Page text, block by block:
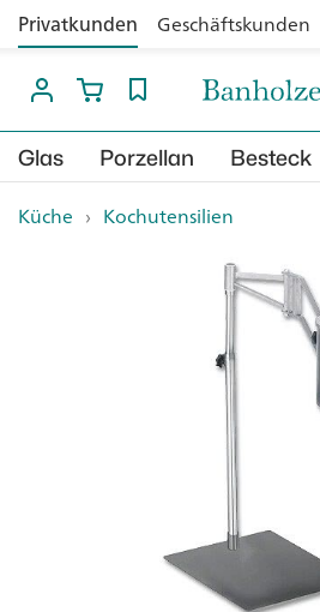
Privatkunden Geschäftskunden
Glas Porzellan Besteck
Küche › Kochutensilien